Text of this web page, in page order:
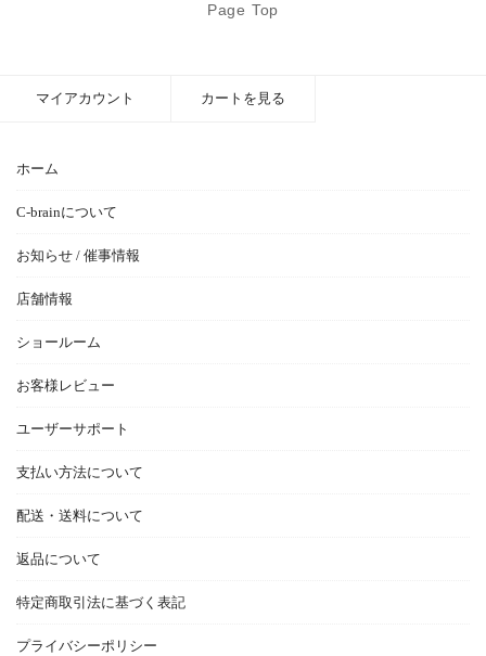
Page Top
ホーム
C-brainについて
お知らせ / 催事情報
店舗情報
ショールーム
お客様レビュー
ユーザーサポート
支払い方法について
配送・送料について
返品について
特定商取引法に基づく表記
プライバシーポリシー
マイアカウント カートを見る